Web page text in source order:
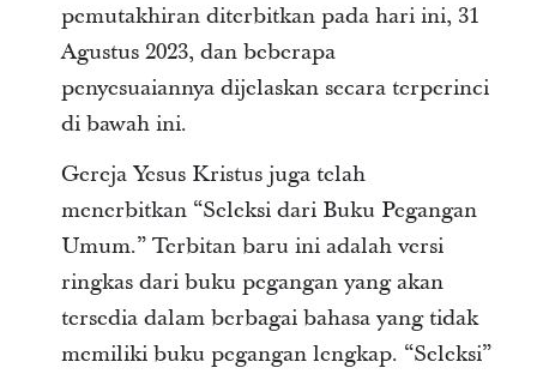
pemutakhiran diterbitkan pada hari ini, 31
Agustus 2023, dan beberapa
penyesuaiannya dijelaskan secara terperinci
di bawah ini.
Gereja Yesus Kristus juga telah
menerbitkan “Seleksi dari Buku Pegangan
Umum.” Terbitan baru ini adalah versi
ringkas dari buku pegangan yang akan
tersedia dalam berbagai bahasa yang tidak
memiliki buku pegangan lengkap. “Seleksi”